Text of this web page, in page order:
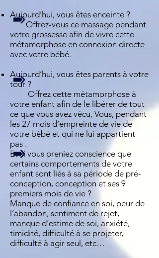
Aujourd’hui, vous êtes enceinte ?
Offrez-vous ce massage pendant
votre grossesse afin de vivre cette
métamorphose en connexion directe
avec votre bébé.
Aujourd’hui, vous êtes parents à votre
tour ?
Offrez cette métamorphose à
votre enfant afin de le libérer de tout
ce que vous avez vécu, Vous, pendant
les 27 mois d’empreinte de vie de
votre bébé et qui ne lui appartient
pas .
Et si vous preniez conscience que
certains comportements de votre
enfant sont liés à sa période de pré-
conception, conception et ses 9
premiers mois de vie ?
Manque de confiance en soi, peur de
l’abandon, sentiment de rejet,
manque d’estime de soi, anxiété,
timidité, difficulté à se projeter,
difficulté à agir seul, etc…